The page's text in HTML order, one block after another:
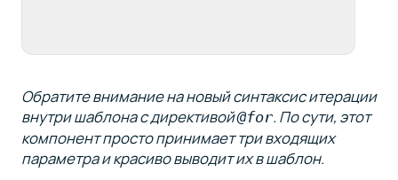
Обратите внимание на новый синтаксис итерации
внутри шаблона с директивой@for. По сути, этот
компонент просто принимает три входящих
параметра и красиво выводит их в шаблон.